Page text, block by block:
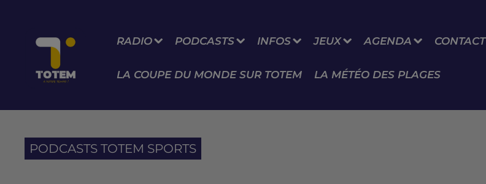
RADIO PODCASTS INFOS JEUX AGENDA CONTACT
LA COUPE DU MONDE SUR TOTEM LA MÉTÉO DES PLAGES
PODCASTS TOTEM SPORTS